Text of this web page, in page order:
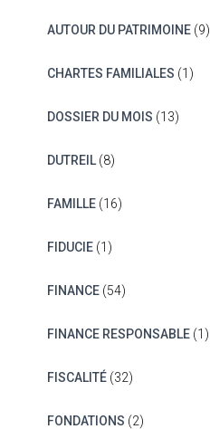
AUTOUR DU PATRIMOINE(9)
CHARTES FAMILIALES (1)
DOSSIER DU MOIS (13)
DUTREIL(8)
FAMILLE(16)
FIDUCIE(1)
FINANCE(54)
FINANCE RESPONSABLE(1)
FISCALITÉ(32)
FONDATIONS (2)